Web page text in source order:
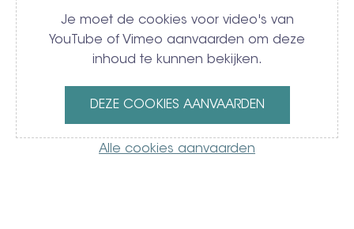
Je moet de cookies voor video's van
YouTube of Vimeo aanvaarden om deze
inhoud te kunnen bekijken.
DEZE COOKIES AANVAARDEN
Alle cookies aanvaarden